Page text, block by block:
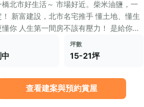
橋北市好生活～ 市場好近。柴米油鹽，一
新富建設，北市名宅推手 懂土地、懂生
你 人生第一間房不該有壓力！ 是給你邁
...
坪數
15-21坪
查看建案與預約賞屋